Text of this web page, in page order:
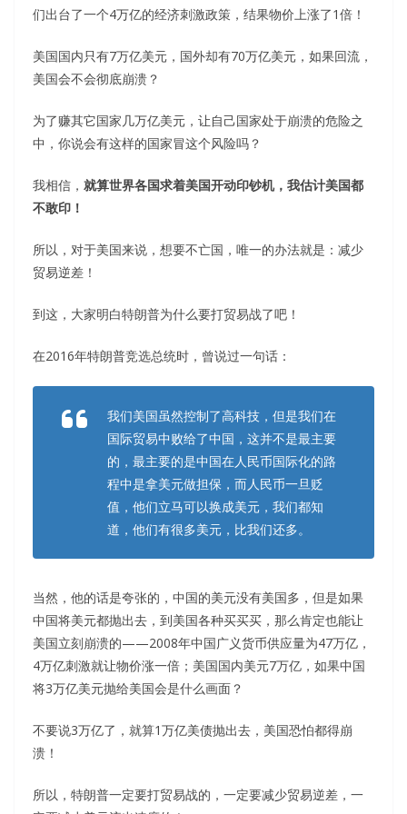
们出台了一个4万亿的经济刺激政策，结果物价上涨了1倍！
美国国内只有7万亿美元，国外却有70万亿美元，如果回流，
美国会不会彻底崩溃？
为了赚其它国家几万亿美元，让自己国家处于崩溃的危险之
中，你说会有这样的国家冒这个风险吗？
我相信， 就算世界各国求着美国开动印钞机，我估计美国都
不敢印！
所以，对于美国来说，想要不亡国，唯一的办法就是：减少
贸易逆差！
到这，大家明白特朗普为什么要打贸易战了吧！
在2016年特朗普竞选总统时，曾说过一句话：
我们美国虽然控制了高科技，但是我们在
国际贸易中败给了中国，这并不是最主要
的，最主要的是中国在人民币国际化的路
程中是拿美元做担保，而人民币一旦贬
值，他们立马可以换成美元，我们都知
道，他们有很多美元，比我们还多。
当然，他的话是夸张的，中国的美元没有美国多，但是如果
中国将美元都抛出去，到美国各种买买买，那么肯定也能让
美国立刻崩溃的——2008年中国广义货币供应量为47万亿，
4万亿刺激就让物价涨一倍；美国国内美元7万亿，如果中国
将3万亿美元抛给美国会是什么画面？
不要说3万亿了，就算1万亿美债抛出去，美国恐怕都得崩
溃！
所以，特朗普一定要打贸易战的，一定要减少贸易逆差，一